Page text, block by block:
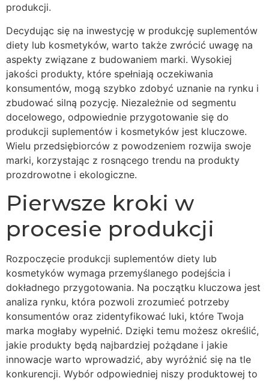
produkcji.
Decydując się na inwestycję w produkcję suplementów
diety lub kosmetyków, warto także zwrócić uwagę na
aspekty związane z budowaniem marki. Wysokiej
jakości produkty, które spełniają oczekiwania
konsumentów, mogą szybko zdobyć uznanie na rynku i
zbudować silną pozycję. Niezależnie od segmentu
docelowego, odpowiednie przygotowanie się do
produkcji suplementów i kosmetyków jest kluczowe.
Wielu przedsiębiorców z powodzeniem rozwija swoje
marki, korzystając z rosnącego trendu na produkty
prozdrowotne i ekologiczne.
Pierwsze kroki w
procesie produkcji
Rozpoczęcie produkcji suplementów diety lub
kosmetyków wymaga przemyślanego podejścia i
dokładnego przygotowania. Na początku kluczowa jest
analiza rynku, która pozwoli zrozumieć potrzeby
konsumentów oraz zidentyfikować luki, które Twoja
marka mogłaby wypełnić. Dzięki temu możesz określić,
jakie produkty będą najbardziej pożądane i jakie
innowacje warto wprowadzić, aby wyróżnić się na tle
konkurencji. Wybór odpowiedniej niszy produktowej to